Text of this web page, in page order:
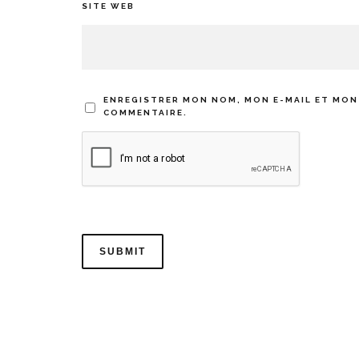
SITE WEB
ENREGISTRER MON NOM, MON E-MAIL ET
COMMENTAIRE.